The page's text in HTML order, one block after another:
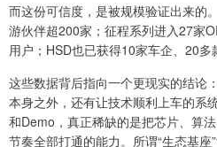
而这份可信度，是被规模验证出来的
游伙伴超200家；征程系列进入27家
用户；HSD也已获得10家车企、20多
这些数据背后指向一个更现实的结论
本身之外，还有让技术顺利上车的系
和Demo，真正稀缺的是把芯片、算
节奏全部打通的能力。所谓“生态基座